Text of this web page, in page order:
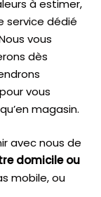
à estimer,
service dédié
vous
dès
vous
magasin.
avec nous de
domicile ou
mobile, ou